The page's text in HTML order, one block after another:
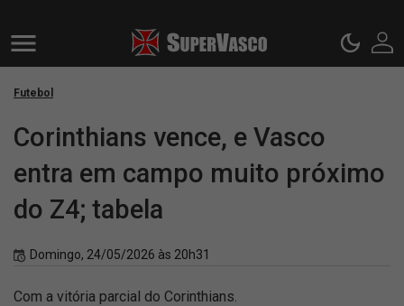
Futebol
Corinthians vence, e Vasco
entra em campo muito próximo
do Z4; tabela
Domingo, 24/05/2026 às 20h31
Com a vitória parcial do Corinthians.